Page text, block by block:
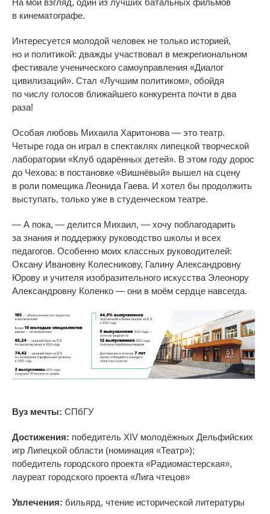
в кинематографе.
Интересуется молодой человек не только историей,
но и политикой: дважды участвовал в межрегиональном
фестивале ученического самоуправления «Диалог
цивилизаций». Стал «Лучшим политиком», обойдя
по числу голосов ближайшего конкурента почти в два
раза!
Особая любовь Михаила Харитонова — это театр.
Четыре года он играл в спектаклях липецкой творческой
лаборатории «Клуб одарённых детей». В этом году дорос
до Чехова: в постановке «Вишнёвый» вышел на сцену
в роли помещика Леонида Гаева. И хотел бы продолжить
выступать, только уже в студенческом театре.
— А пока, — делится Михаил, — хочу поблагодарить
за знания и поддержку руководство школы и всех
педагогов. Особенно моих классных руководителей:
Оксану Ивановну Колесникову, Галину Александровну
Юрову и учителя изобразительного искусства Элеонору
Александровну Коленко — они в моём сердце навсегда.
Вуз мечты: СПбГУ
Достижения: победитель XIV молодёжных Дельфийских
игр Липецкой области (номинация «Театр»);
победитель городского проекта «Радиомастерская»,
лауреат городского проекта «Лига чтецов»
Увлечения: бильярд, чтение исторической литературы